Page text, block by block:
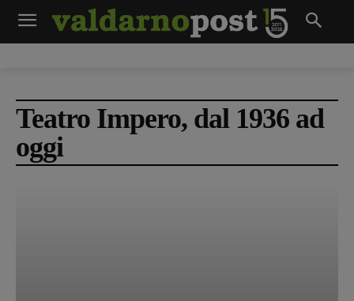
Teatro Impero, dal 1936 ad
oggi